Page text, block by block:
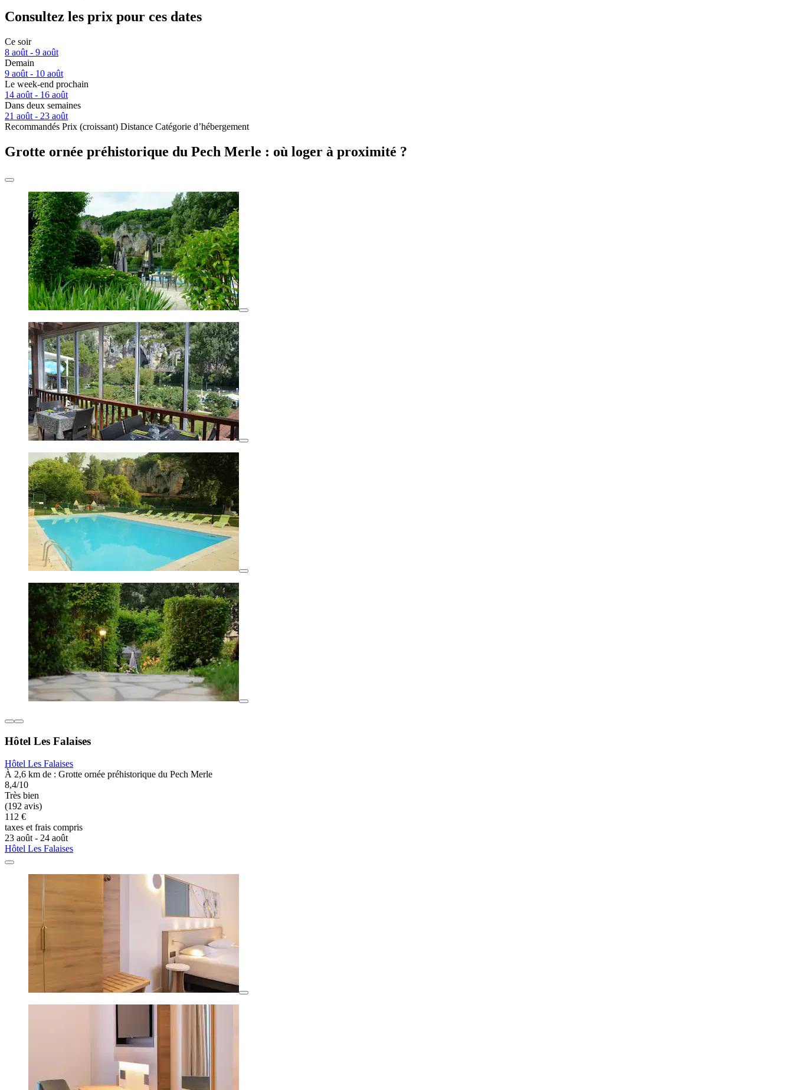
Consultez les prix pour ces dates
Ce soir
8 août - 9 août
Demain
9 août - 10 août
Le week-end prochain
14 août - 16 août
Dans deux semaines
21 août - 23 août
Recommandés Prix (croissant) Distance Catégorie d’hébergement
Grotte ornée préhistorique du Pech Merle : où loger à proximité ?
Hôtel Les Falaises
Hôtel Les Falaises
À 2,6 km de : Grotte ornée préhistorique du Pech Merle
8,4/10
Très bien
(192 avis)
112 €
taxes et frais compris
23 août - 24 août
Hôtel Les Falaises